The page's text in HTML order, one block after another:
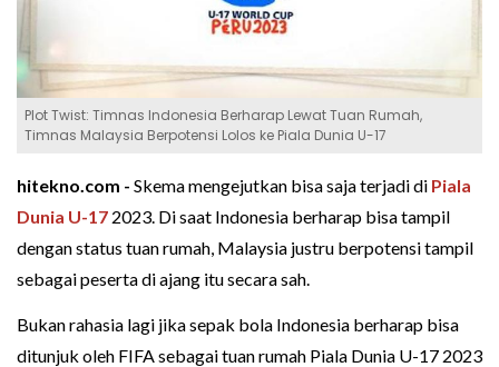
Plot Twist: Timnas Indonesia Berharap Lewat Tuan Rumah,
Timnas Malaysia Berpotensi Lolos ke Piala Dunia U-17
hitekno.com - Skema mengejutkan bisa saja terjadi di Piala
Dunia U-17 2023. Di saat Indonesia berharap bisa tampil
dengan status tuan rumah, Malaysia justru berpotensi tampil
sebagai peserta di ajang itu secara sah.
Bukan rahasia lagi jika sepak bola Indonesia berharap bisa
ditunjuk oleh FIFA sebagai tuan rumah Piala Dunia U-17 2023